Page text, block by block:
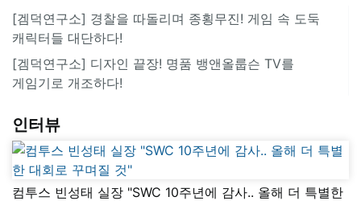
[겜덕연구소] 경찰을 따돌리며 종횡무진! 게임 속 도둑
캐릭터들 대단하다!
[겜덕연구소] 디자인 끝장! 명품 뱅앤올룹슨 TV를
게임기로 개조하다!
인터뷰
컴투스 빈성태 실장 "SWC 10주년에 감사.. 올해 더 특별한